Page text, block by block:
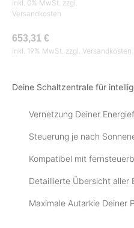
inkl. 0% MwSt. zzgl.
Versandkosten
653,31 €
inkl. 19% MwSt. zzgl. Versandkosten
Deine Schaltzentrale für
Vernetzung Deiner
Steuerung je nach
Kompatibel mit
Detaillierte Übersicht aller
Maximale Autarkie Deiner